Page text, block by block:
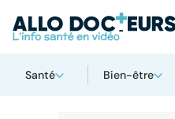
Santé Bien-être